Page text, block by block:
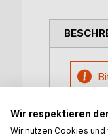
"Es
Es
Es
Wir respektieren
Wir nutzen Cookies